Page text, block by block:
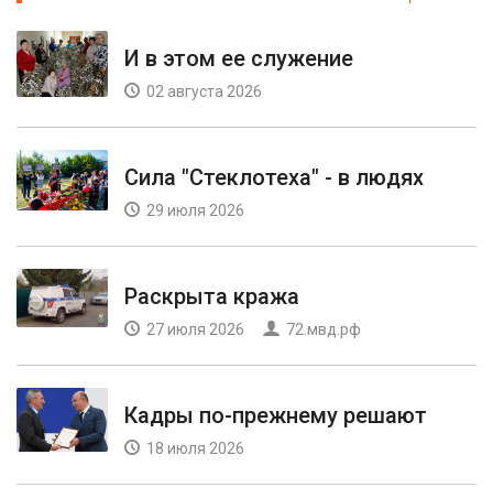
И в этом ее служение
02 августа 2026
Сила "Стеклотеха" - в людях
29 июля 2026
Раскрыта кража
27 июля 2026 72.мвд.рф
Кадры по-прежнему решают
18 июля 2026